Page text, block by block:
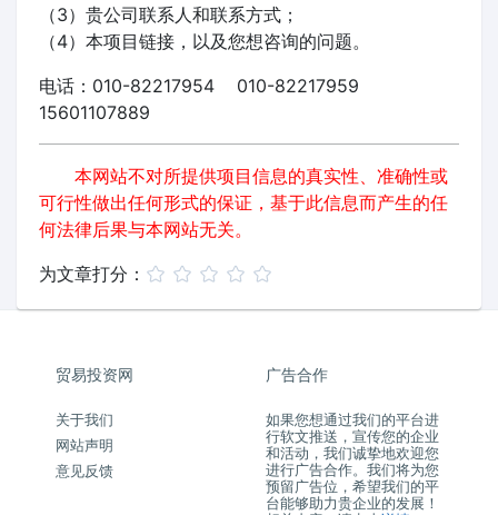
（3）贵公司联系人和联系方式；
（4）本项目链接，以及您想咨询的问题。
电话：010-82217954 010-82217959
15601107889
本网站不对所提供项目信息的真实性、准确性或
可行性做出任何形式的保证，基于此信息而产生的任
何法律后果与本网站无关。
为文章打分：
贸易投资网
关于我们
网站声明
意见反馈
广告合作
如果您想通过我们的平台进
行软文推送，宣传您的企业
和活动，我们诚挚地欢迎您
进行广告合作。我们将为您
预留广告位，希望我们的平
台能够助力贵企业的发展！